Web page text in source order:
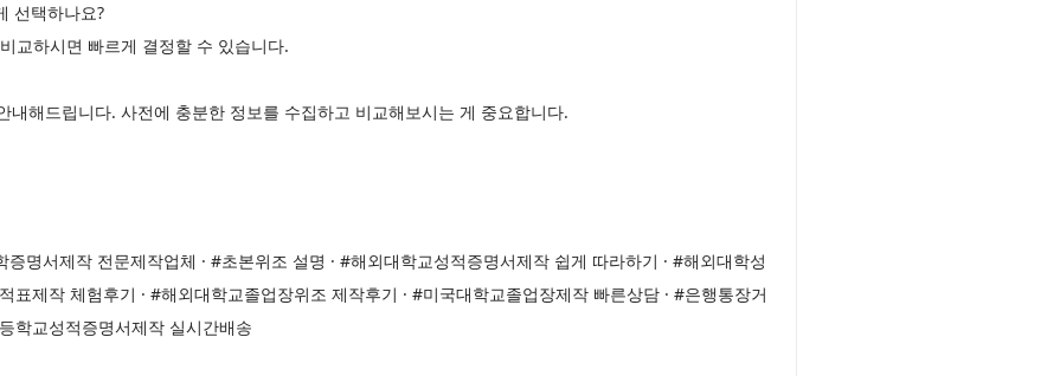
선택하나요?
교하시면 빠르게 결정할 수 있습니다.
내해드립니다. 사전에 충분한 정보를 수집하고 비교해보시는 게 중요합니다.
명서제작 전문제작업체 · #초본위조 설명 · #해외대학교성적증명서제작 쉽게 따라하기 · #해외대학성
표제작 체험후기 · #해외대학교졸업장위조 제작후기 · #미국대학교졸업장제작 빠른상담 · #은행통장거
학교성적증명서제작 실시간배송